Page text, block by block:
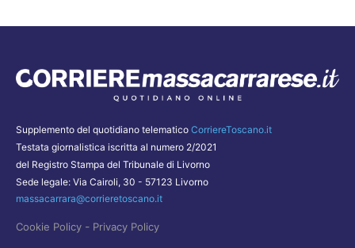
Supplemento del quotidiano telematico CorriereToscano.it
Testata giornalistica iscritta al numero 2/2021
del Registro Stampa del Tribunale di Livorno
Sede legale: Via Cairoli, 30 - 57123 Livorno
massacarrara@corrieretoscano.it
Cookie Policy - Privacy Policy